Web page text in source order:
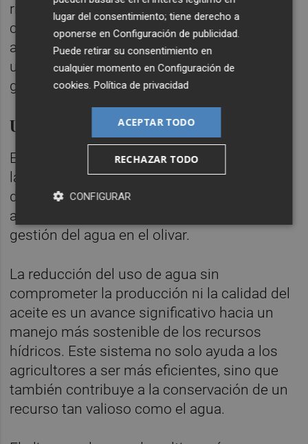
riego. Todos los aceites producidos fueron
clasificados como virgen extra, con una
acidez media baja de alrededor de 0,07% y
un contenido de ácido oleico del 73%, lo que
garantiza un producto "de alta calidad".
Una alternativa sostenible
El éxito del sistema de riego subterráneo en
la parcela piloto de la Cooperativa de Viver
demuestra su potencial como una
alternativa "viable y sostenible" para la
gestión del agua en el olivar.
La reducción del uso de agua sin
comprometer la producción ni la calidad del
aceite es un avance significativo hacia un
manejo más sostenible de los recursos
hídricos. Este sistema no solo ayuda a los
agricultores a ser más eficientes, sino que
también contribuye a la conservación de un
recurso tan valioso como el agua.
lugar del consentimiento; tiene derecho a
oponerse enConfiguración de publicidad
Puede retirar su consentimiento en
cualquier momento enConfiguración de
cookies .Política de privacidad
ACEPTAR TODO
RECHAZAR TODO
CONFIGURAR